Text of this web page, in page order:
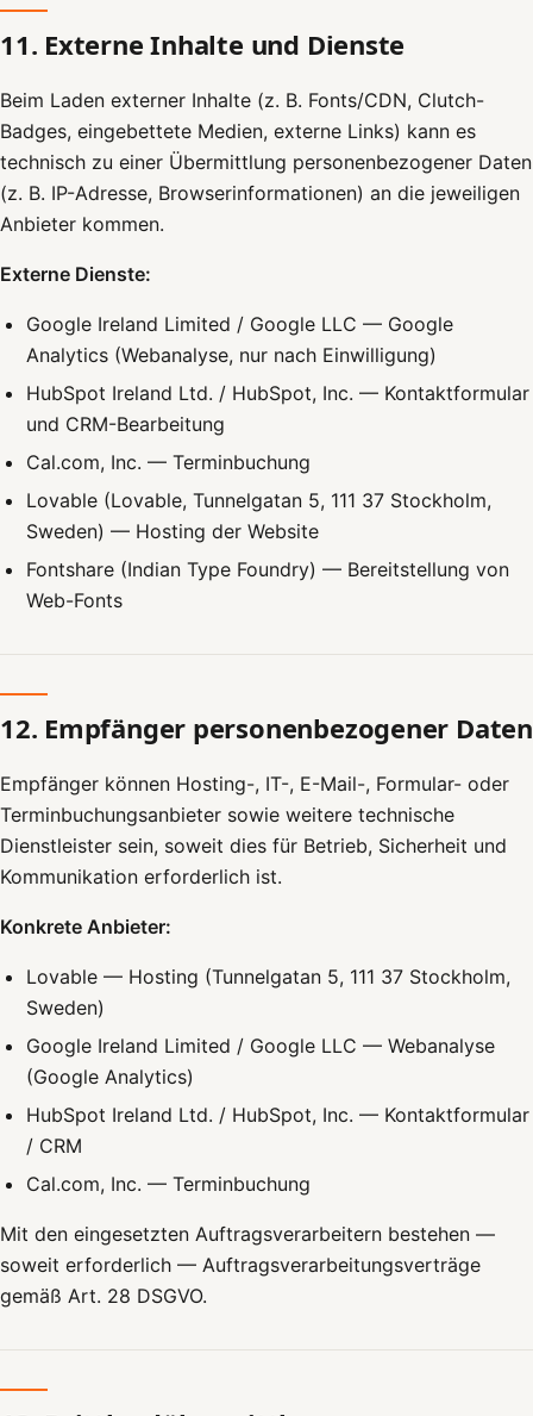
11. Externe Inhalte und Dienste
Beim Laden externer Inhalte (z. B. Fonts/CDN, Clutch-
Badges, eingebettete Medien, externe Links) kann es
technisch zu einer Übermittlung personenbezogener Daten
(z. B. IP-Adresse, Browserinformationen) an die jeweiligen
Anbieter kommen.
Externe Dienste:
Google Ireland Limited / Google LLC — Google
Analytics (Webanalyse, nur nach Einwilligung)
HubSpot Ireland Ltd. / HubSpot, Inc. — Kontaktformular
und CRM-Bearbeitung
Cal.com, Inc. — Terminbuchung
Lovable (Lovable, Tunnelgatan 5, 111 37 Stockholm,
Sweden) — Hosting der Website
Fontshare (Indian Type Foundry) — Bereitstellung von
Web-Fonts
12. Empfänger personenbezogener Daten
Empfänger können Hosting-, IT-, E-Mail-, Formular- oder
Terminbuchungsanbieter sowie weitere technische
Dienstleister sein, soweit dies für Betrieb, Sicherheit und
Kommunikation erforderlich ist.
Konkrete Anbieter:
Lovable — Hosting (Tunnelgatan 5, 111 37 Stockholm,
Sweden)
Google Ireland Limited / Google LLC — Webanalyse
(Google Analytics)
HubSpot Ireland Ltd. / HubSpot, Inc. — Kontaktformular
/ CRM
Cal.com, Inc. — Terminbuchung
Mit den eingesetzten Auftragsverarbeitern bestehen —
soweit erforderlich — Auftragsverarbeitungsverträge
gemäß Art. 28 DSGVO.